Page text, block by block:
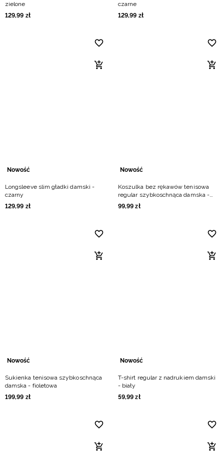
zielone
129,99 zł
czarne
129,99 zł
Nowość
Longsleeve slim gładki damski -
czarny
129,99 zł
Nowość
Koszulka bez rękawów tenisowa
regular szybkoschnąca damska -
fioletowa
99,99 zł
Nowość
Sukienka tenisowa szybkoschnąca
damska - fioletowa
199,99 zł
Nowość
T-shirt regular z nadrukiem damski
- biały
59,99 zł